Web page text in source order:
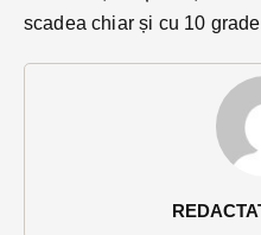
scadea chiar și cu 10